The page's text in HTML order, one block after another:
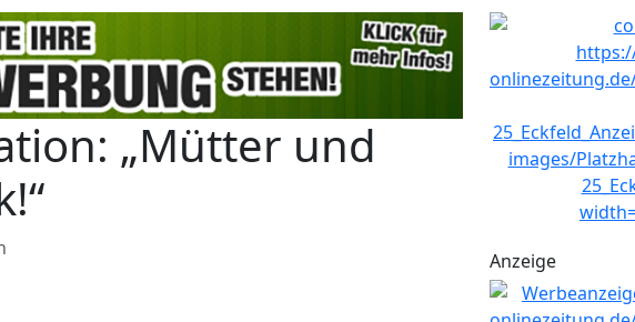
„Mütter und
Anzeige